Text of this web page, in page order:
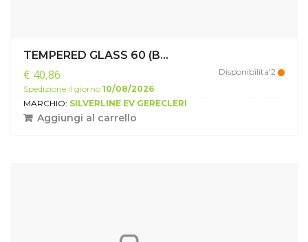
TEMPERED GLASS 60 (B...
€ 40,86
Disponibilita'2
Spedizione il giorno 10/08/2026
MARCHIO: SILVERLINE EV GERECLERI
Aggiungi al carrello